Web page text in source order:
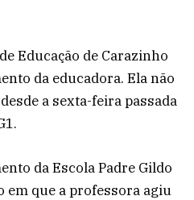
Educação de Carazinho
da educadora. Ela não
a sexta-feira passada
da Escola Padre Gildo
que a professora agiu